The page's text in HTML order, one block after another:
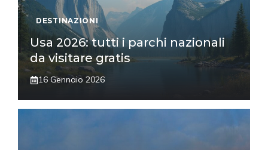
DESTINAZIONI
Usa 2026: tutti i parchi nazionali
da visitare gratis
16 Gennaio 2026